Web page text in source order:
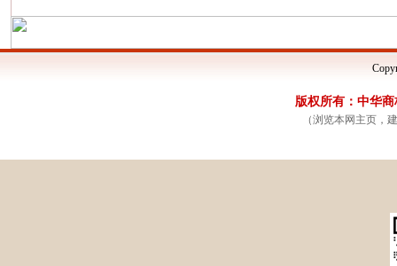
版权所有：中华
（浏览本网主页，